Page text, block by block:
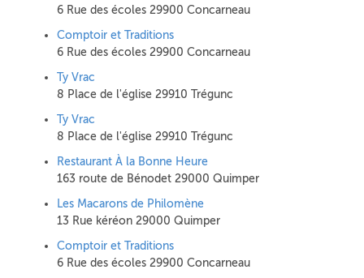
6 Rue des écoles 29900 Concarneau
Comptoir et Traditions
6 Rue des écoles 29900 Concarneau
Ty Vrac
8 Place de l'église 29910 Trégunc
Ty Vrac
8 Place de l'église 29910 Trégunc
Restaurant À la Bonne Heure
163 route de Bénodet 29000 Quimper
Les Macarons de Philomène
13 Rue kéréon 29000 Quimper
Comptoir et Traditions
6 Rue des écoles 29900 Concarneau